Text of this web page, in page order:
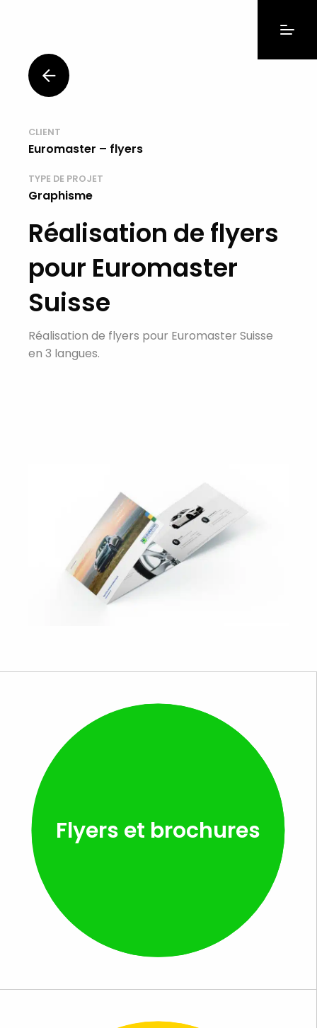
CLIENT
Euromaster – flyers
TYPE DE PROJET
Graphisme
Réalisation de flyers
pour Euromaster
Suisse
Réalisation de flyers pour Euromaster Suisse
en 3 langues.
Flyers et brochures